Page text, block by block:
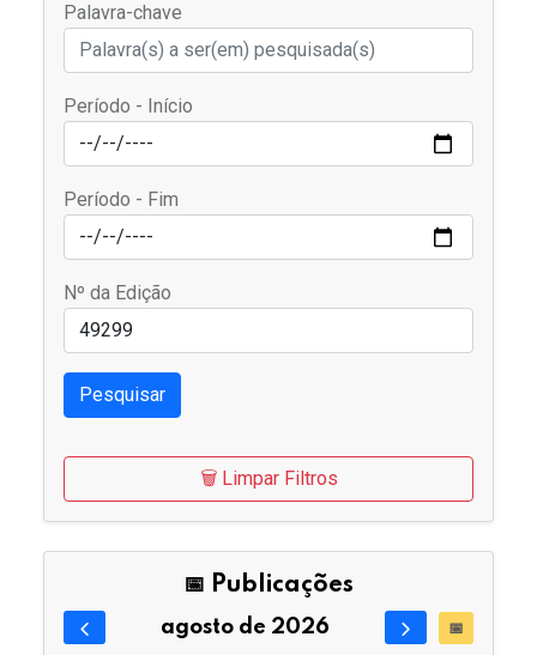
Palavra-chave
Período - Início
Período - Fim
Nº da Edição
Pesquisar
🗑️ Limpar Filtros
📅 Publicações
agosto de 2026 📅